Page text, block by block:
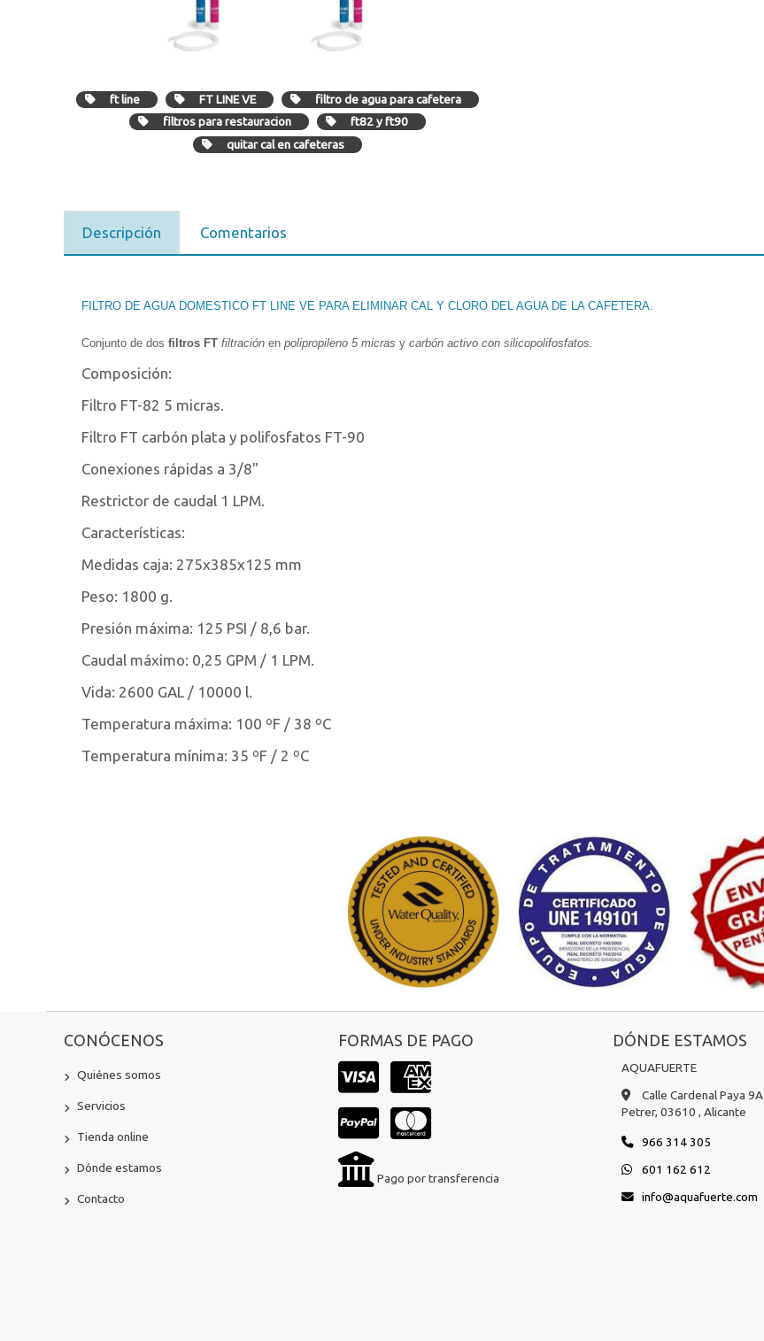
ft line FT LINE VE
filtro de agua para cafetera
filtros para restauracion
ft82 y ft90
quitar cal en cafeteras
Descripción Comentarios
FILTRO DE AGUA DOMESTICO FT LINE VE PARA ELIMINAR CAL Y CLORO DEL AGUA DE LA CAFETERA.
Conjunto de dos filtros FT filtración en polipropileno 5 micras y carbón activo con silicopolifosfatos.
Composición:
Filtro FT-82 5 micras.
Filtro FT carbón plata y polifosfatos FT-90
Conexiones rápidas a 3/8"
Restrictor de caudal 1 LPM.
Características:
Medidas caja: 275x385x125 mm
Peso: 1800 g.
Presión máxima: 125 PSI / 8,6 bar.
Caudal máximo: 0,25 GPM / 1 LPM.
Vida: 2600 GAL / 10000 l.
Temperatura máxima: 100 ºF / 38 ºC
Temperatura mínima: 35 ºF / 2 ºC
CONÓCENOS
Quiénes somos
Servicios
Tienda online
Dónde estamos
Contacto
FORMAS DE PAGO
Pago por transferencia
DÓNDE ESTAMOS
AQUAFUERTE
Calle Cardenal Paya 9A
Petrer, 03610 , Alicante
966 314 305
601 162 612
info
aquafuerte.com